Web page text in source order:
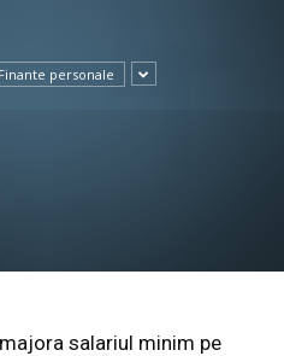
Finante personale
salariul minim pe